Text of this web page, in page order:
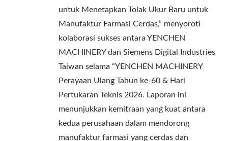
untuk Menetapkan Tolak Ukur Baru untuk
Manufaktur Farmasi Cerdas,” menyoroti
kolaborasi sukses antara YENCHEN
MACHINERY dan Siemens Digital Industries
Taiwan selama “YENCHEN MACHINERY
Perayaan Ulang Tahun ke-60 & Hari
Pertukaran Teknis 2026. Laporan ini
menunjukkan kemitraan yang kuat antara
kedua perusahaan dalam mendorong
manufaktur farmasi yang cerdas dan